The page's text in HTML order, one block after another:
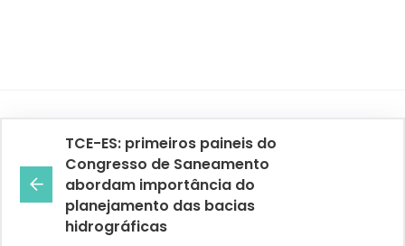
TCE-ES: primeiros paineis do
Congresso de Saneamento
abordam importância do
planejamento das bacias
hidrográficas